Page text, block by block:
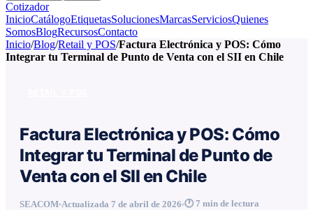
Cotizador
InicioCatálogoEtiquetasSolucionesMarcasServiciosQuienes
SomosBlogRecursosContacto
Inicio/Blog/Retail y POS/Factura Electrónica y POS: Cómo
Integrar tu Terminal de Punto de Venta con el SII en Chile
Factura Electrónica y POS: Cómo
Integrar tu Terminal de Punto de
Venta con el SII en Chile
SEACOM Actualizada 7 de abril de 2026 🕐 7 min de lectura